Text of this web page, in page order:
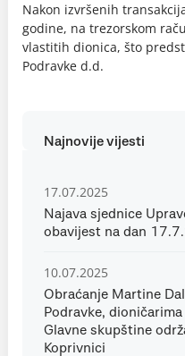
Nakon izvršenih
godine, na trezorskom
vlastitih dionica, što
Podravke d.d.
Najnovije vijesti
17.07.2025
Najava sjednice
obavijest na dan
10.07.2025
Obraćanje Martine
Podravke,
Glavne skupštine
Koprivnici